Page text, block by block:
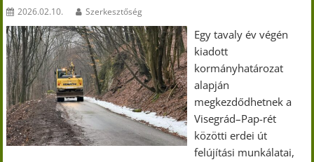
2026.02.10. Szerkesztőség
Egy tavaly év végén
kiadott
kormányhatározat
alapján
megkezdődhetnek a
Visegrád–Pap-rét
közötti erdei út
felújítási munkálatai,